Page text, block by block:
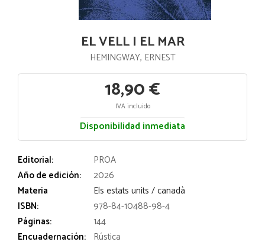
EL VELL I EL MAR
HEMINGWAY, ERNEST
18,90 €
IVA incluido
Disponibilidad inmediata
Editorial:
PROA
Año de edición:
2026
Materia
Els estats units / canadà
ISBN:
978-84-10488-98-4
Páginas:
144
Encuadernación: Rústica